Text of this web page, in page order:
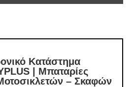
Κατάστημα
| Μπαταρίες
– Σκαφών